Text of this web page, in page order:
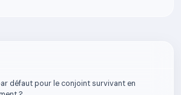
défaut pour le conjoint survivant en